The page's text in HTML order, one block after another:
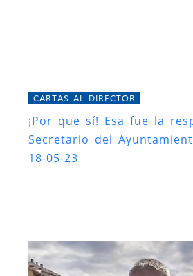
CARTAS AL DIRECTOR
¡Por que sí! Esa fue la
Secretario del
18-05-23